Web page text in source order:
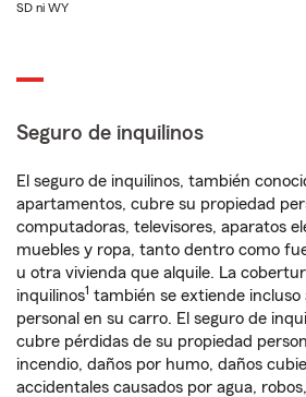
SD ni WY
Seguro de inquilinos
El seguro de inquilinos, también
apartamentos, cubre su propiedad
computadoras, televisores, aparatos
muebles y ropa, tanto dentro como
u otra vivienda que alquile. La
inquilinos1 también se extiende incluso
personal en su carro. El seguro de
cubre pérdidas de su propiedad
incendio, daños por humo, daños
accidentales causados por agua,